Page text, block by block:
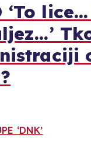
‘To
‘DNK’